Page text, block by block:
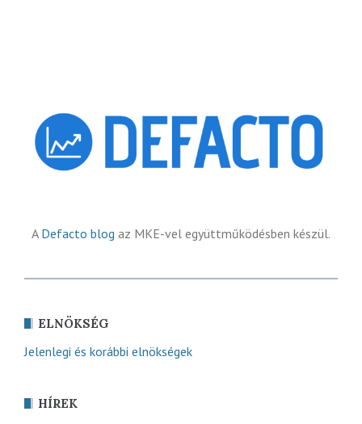
A Defacto blog az MKE-vel együttműködésben készül.
ELNÖKSÉG
Jelenlegi és korábbi elnökségek
HÍREK